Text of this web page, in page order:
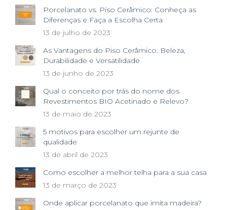
Porcelanato vs. Piso Cerâmico: Conheça as
Diferenças e Faça a Escolha Certa
13 de julho de 2023
As Vantagens do Piso Cerâmico: Beleza,
Durabilidade e Versatilidade
13 de junho de 2023
Qual o conceito por trás do nome dos
Revestimentos BIO Acetinado e Relevo?
13 de maio de 2023
5 motivos para escolher um rejunte de
qualidade
13 de abril de 2023
Como escolher a melhor telha para a sua casa
13 de março de 2023
Onde aplicar porcelanato que imita madeira?